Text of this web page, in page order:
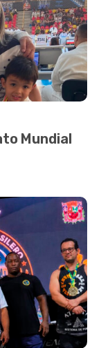
Mundial